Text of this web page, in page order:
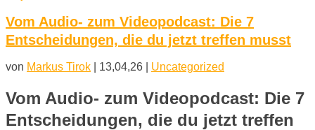
Vom Audio- zum Videopodcast: Die 7
Entscheidungen, die du jetzt treffen musst
von Markus Tirok 13,04,26 Uncategorized
Vom Audio- zum Videopodcast: Die 7
Entscheidungen, die du jetzt treffen